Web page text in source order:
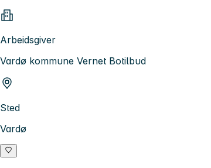
Arbeidsgiver
Vardø kommune Vernet Botilbud
Sted
Vardø